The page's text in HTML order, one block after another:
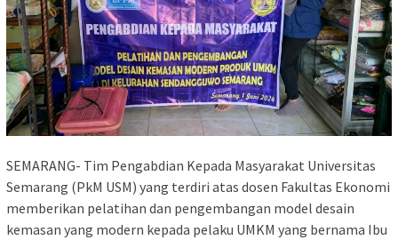
SEMARANG- Tim Pengabdian Kepada Masyarakat Universitas
Semarang (PkM USM) yang terdiri atas dosen Fakultas Ekonomi
memberikan pelatihan dan pengembangan model desain
kemasan yang modern kepada pelaku UMKM yang bernama Ibu